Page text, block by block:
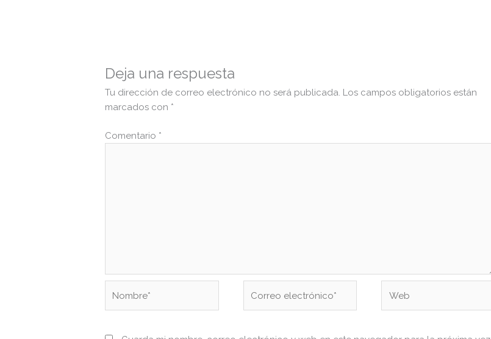
Deja una respuesta
Tu dirección de correo electrónico no será publicada. Los campos obligatorios están
marcados con *
Comentario *
electrónico*